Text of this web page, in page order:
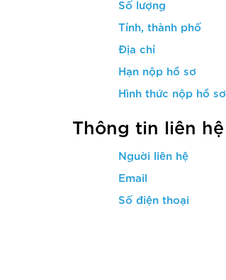
Số lượng
Tỉnh, thành phố
Địa chỉ
Hạn nộp hồ sơ
Hình thức nộp hồ sơ
Thông tin liên hệ
Nguời liên hệ
Email
Số điện thoại